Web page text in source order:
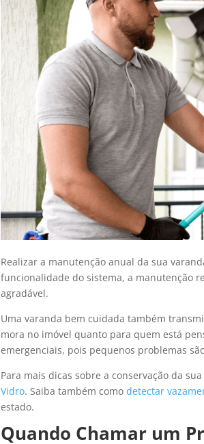
Realizar a manutenção anual da sua
funcionalidade do sistema, a manutenção
agradável.
Uma varanda bem cuidada também
mora no imóvel quanto para quem está
emergenciais, pois pequenos problemas
Para mais dicas sobre a conservação da
Vidro. Saiba também como detectar
estado.
Quando Chamar um